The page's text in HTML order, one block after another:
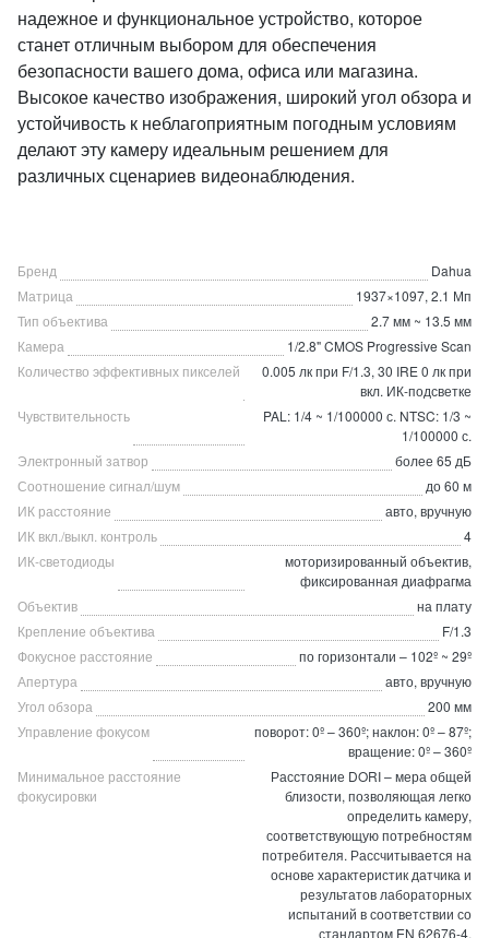
надежное и функциональное устройство, которое
станет отличным выбором для обеспечения
безопасности вашего дома, офиса или магазина.
Высокое качество изображения, широкий угол обзора и
устойчивость к неблагоприятным погодным условиям
делают эту камеру идеальным решением для
различных сценариев видеонаблюдения.
Бренд
Dahua
Матрица
1937×1097, 2.1 Мп
Тип объектива
2.7 мм ~ 13.5 мм
Камера
1/2.8" CMOS Progressive Scan
Количество эффективных пикселей
0.005 лк при F/1.3, 30 IRE 0 лк при
вкл. ИК-подсветке
Чувствительность
PAL: 1/4 ~ 1/100000 с. NTSC: 1/3 ~
1/100000 с.
Электронный затвор
более 65 дБ
Соотношение сигнал/шум
до 60 м
ИК расстояние
авто, вручную
ИК вкл./выкл. контроль
4
ИК-светодиоды
моторизированный объектив,
фиксированная диафрагма
Объектив
на плату
Крепление объектива
F/1.3
Фокусное расстояние
по горизонтали – 102º ~ 29º
Апертура
авто, вручную
Угол обзора
200 мм
Управление фокусом
поворот: 0º – 360º; наклон: 0º – 87º;
вращение: 0º – 360º
Минимальное расстояние
фокусировки
Расстояние DORI – мера общей
близости, позволяющая легко
определить камеру,
соответствующую потребностям
потребителя. Рассчитывается на
основе характеристик датчика и
результатов лабораторных
испытаний в соответствии со
стандартом EN 62676-4,